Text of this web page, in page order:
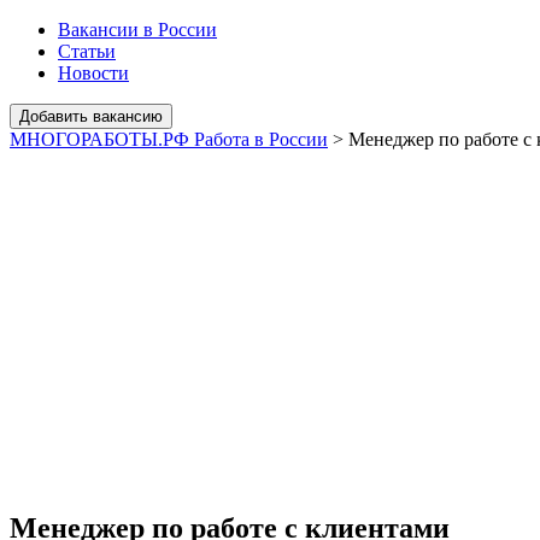
Вакансии в России
Статьи
Новости
МНОГОРАБОТЫ.РФ Работа в России > Менеджер по работе с
Менеджер по работе с клиентами